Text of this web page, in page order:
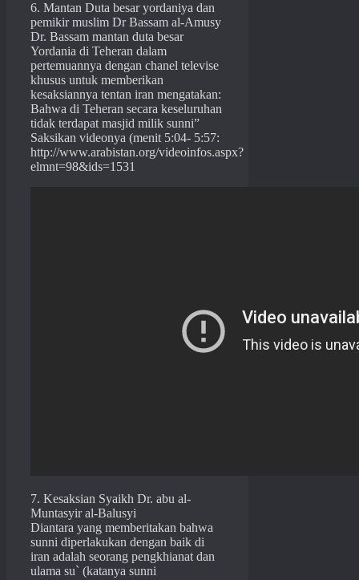
6. Mantan Duta besar yordaniya dan
pemikir muslim Dr Bassam al-Amusy
Dr. Bassam mantan duta besar
Yordania di Teheran dalam
pertemuannya dengan chanel televise
khusus untuk memberikan
kesaksiannya tentan iran mengatakan:
Bahwa di Teheran secara keseluruhan
tidak terdapat masjid milik sunni”
Saksikan videonya (menit 5:04- 5:57:
http://www.arabistan.org/videoinfos.aspx?
elmnt=98&ids=1531
7. Kesaksian Syaikh Dr. abu al-
Muntasyir al-Balusyi
Diantara yang memberitakan bahwa
sunni diperlakukan dengan baik di
iran adalah seorang pengkhianat dan
ulama su` (katanya sunni